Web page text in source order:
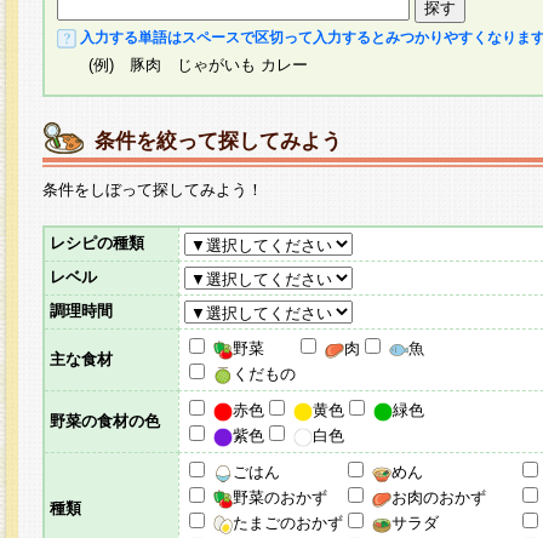
入力する単語はスペースで区切って入力するとみつかりやすくなりま
(例) 豚肉 じゃがいも カレー
条件を絞って探してみよう
条件をしぼって探してみよう！
レシピの種類
レベル
調理時間
主な食材
野菜 肉
魚
くだもの
野菜の食材の色
赤色 黄色
緑色
紫色
白色
種類
ごはん
めん
野菜のおかず
お肉のおかず
たまごのおかず
サラダ